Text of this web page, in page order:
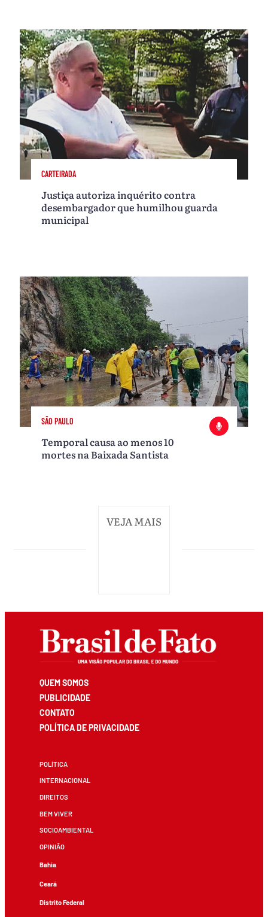
CARTEIRADA
Justiça autoriza inquérito contra
desembargador que humilhou guarda
municipal
SÃO PAULO
Temporal causa ao menos 10
mortes na Baixada Santista
VEJA MAIS
QUEM SOMOS
PUBLICIDADE
CONTATO
POLÍTICA DE PRIVACIDADE
POLÍTICA
INTERNACIONAL
DIREITOS
BEM VIVER
SOCIOAMBIENTAL
OPINIÃO
Bahia
Ceará
Distrito Federal